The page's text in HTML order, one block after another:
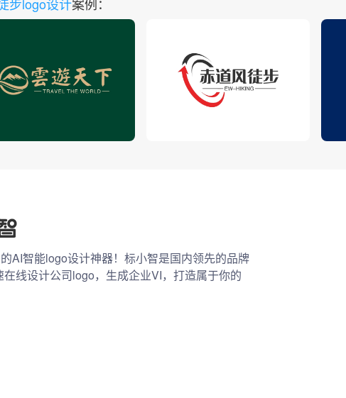
AI智能logo设计神器！标小智是国内领先的品牌
线设计公司logo，生成企业VI，打造属于你的